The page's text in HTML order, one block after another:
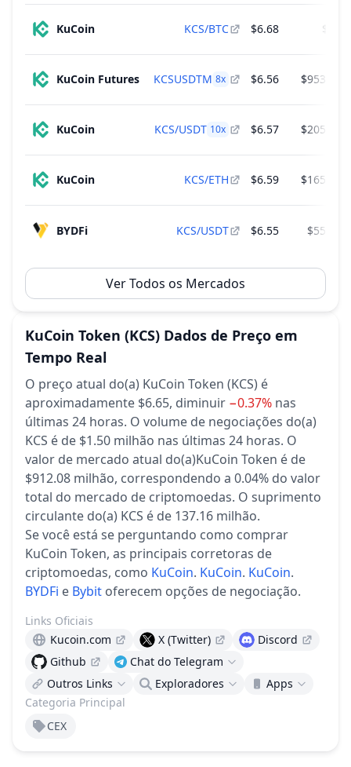
KuCoin KCS/BTC $6.68
KuCoin Futures KCSUSDTM 8x $6.56
KuCoin KCS/USDT 10x $6.57
KuCoin KCS/ETH $6.59
BYDFi KCS/USDT $6.55
Ver Todos os Mercados
KuCoin Token (KCS) Dados de Preço em
Tempo Real
O preço atual do(a) KuCoin Token (KCS) é
aproximadamente $6.65, diminuir −0.37% nas
últimas 24 horas. O volume de negociações do(a)
KCS é de $1.50 milhão nas últimas 24 horas. O
valor de mercado atual do(a)KuCoin Token é de
$912.08 milhão, correspondendo a 0.04% do valor
total do mercado de criptomoedas. O suprimento
circulante do(a) KCS é de 137.16 milhão.
Se você está se perguntando como comprar
KuCoin Token, as principais corretoras de
criptomoedas, como KuCoin. KuCoin. KuCoin.
BYDFi e Bybit oferecem opções de negociação.
Categoria Principal
CEX
Links Oficiais
Kucoin.com
X (Twitter)
Discord
Github
Chat do Telegram
Outros Links
Exploradores Apps